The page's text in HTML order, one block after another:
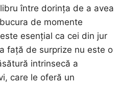
între dorința de a avea
de momente
esențial ca cei din jur
față de surprize nu este o
intrinsecă a
care le oferă un